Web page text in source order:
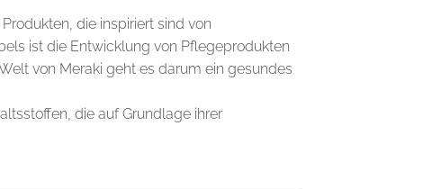
die inspiriert sind von
ist die Entwicklung von Pflegeprodukten
von Meraki geht es darum ein gesundes
die auf Grundlage ihrer